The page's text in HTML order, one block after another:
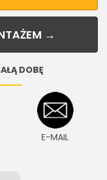
→
DOBĘ
E-MAIL